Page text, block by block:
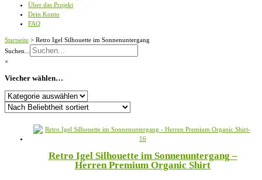
Über das Projekt
Dein Konto
FAQ
Startseite > Retro Igel Silhouette im Sonnenuntergang
Retro Igel Silhouette im Sonnenuntergang –
Herren Premium Organic Shirt
Suchen...
×
Viecher wählen…
Viecher
wählen…